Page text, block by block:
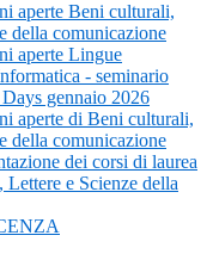
aperte Beni culturali,
della comunicazione
aperte Lingue
- seminario
gennaio 2026
aperte di Beni culturali,
della comunicazione
dei corsi di laurea
e Scienze della